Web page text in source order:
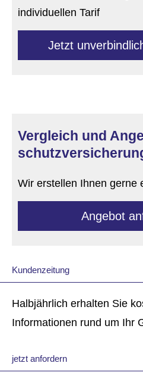
individuellen Tarif
Jetzt
Vergleich und
Wir erstellen Ihnen gerne
An­ge­bot
Kundenzeitung
Halbjährlich erhalten Sie
Informationen rund um Ihr
jetzt anfordern